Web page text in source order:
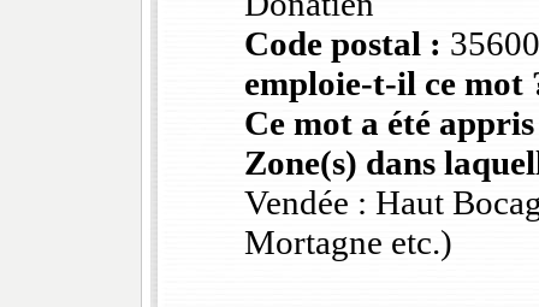
Code postal :
emploie-t-il ce mot
Ce mot a été
Zone(s) dans
Vendée : Haut
Mortagne etc.)